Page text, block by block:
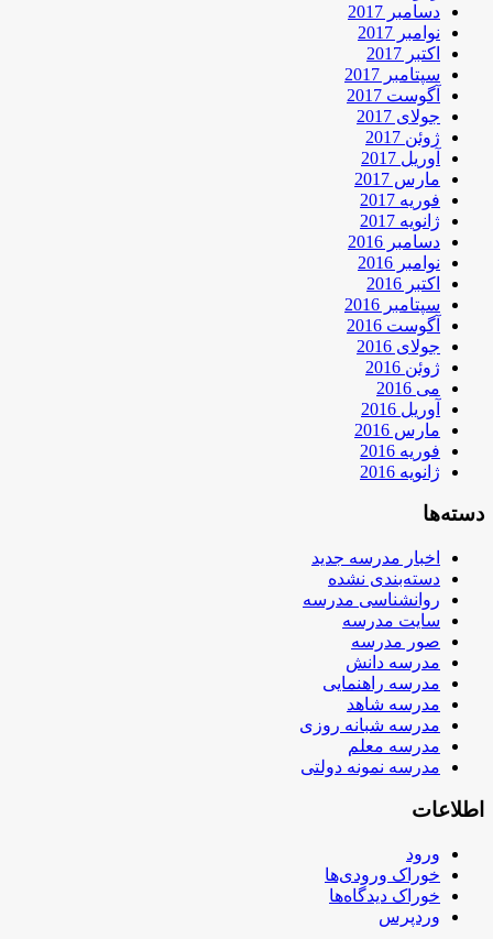
دسامبر 2017
نوامبر 2017
اکتبر 2017
سپتامبر 2017
آگوست 2017
جولای 2017
ژوئن 2017
آوریل 2017
مارس 2017
فوریه 2017
ژانویه 2017
دسامبر 2016
نوامبر 2016
اکتبر 2016
سپتامبر 2016
آگوست 2016
جولای 2016
ژوئن 2016
می 2016
آوریل 2016
مارس 2016
فوریه 2016
ژانویه 2016
دسته‌ها
اخبار مدرسه جدید
دسته‌بندی نشده
روانشناسی مدرسه
سایت مدرسه
صور مدرسه
مدرسه دانش
مدرسه راهنمایی
مدرسه شاهد
مدرسه شبانه روزی
مدرسه معلم
مدرسه نمونه دولتی
اطلاعات
ورود
خوراک ورودی‌ها
خوراک دیدگاه‌ها
وردپرس